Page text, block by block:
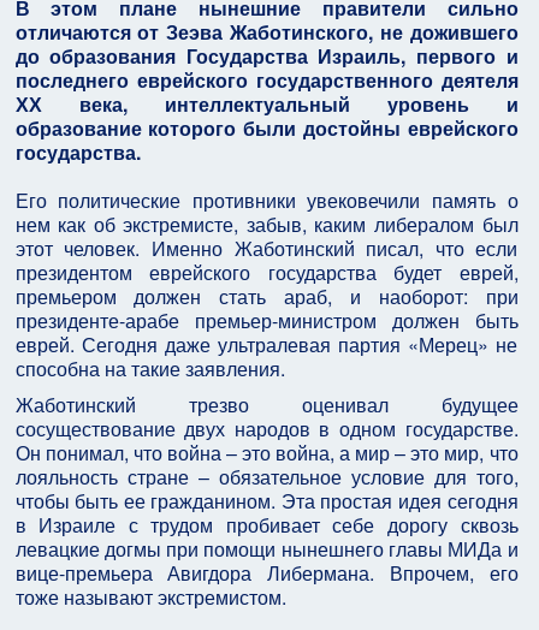
В этом плане нынешние правители сильно
отличаются от Зеэва Жаботинского, не дожившего
до образования Государства Израиль, первого и
последнего еврейского государственного деятеля
ХХ века, интеллектуальный уровень и
образование которого были достойны еврейского
государства.
Его политические противники увековечили память о
нем как об экстремисте, забыв, каким либералом был
этот человек. Именно Жаботинский писал, что если
президентом еврейского государства будет еврей,
премьером должен стать араб, и наоборот: при
президенте-арабе премьер-министром должен быть
еврей. Сегодня даже ультралевая партия «Мерец» не
способна на такие заявления.
Жаботинский трезво оценивал будущее
сосуществование двух народов в одном государстве.
Он понимал, что война – это война, а мир – это мир, что
лояльность стране – обязательное условие для того,
чтобы быть ее гражданином. Эта простая идея сегодня
в Израиле с трудом пробивает себе дорогу сквозь
левацкие догмы при помощи нынешнего главы МИДа и
вице-премьера Авигдора Либермана. Впрочем, его
тоже называют экстремистом.